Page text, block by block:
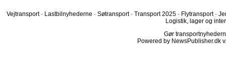
Vejtransport · Lastbilnyhederne · Søtransport · Transport 2025 · Flytransport ·
Logistik, lager og
Gør
Powered by NewsPublisher.dk